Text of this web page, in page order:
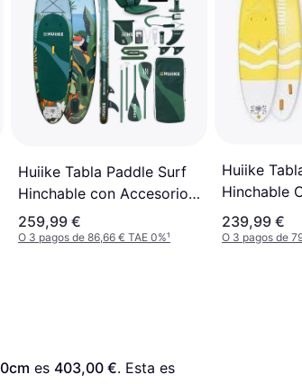
Huiike Tabla Paddle Surf
Hinchable con Accesorios
10'
259,99 €
O 3 pagos de 86,66 € TAE 0%¹
Huiike
Hinchable
239,99 €
O 3 pagos de
es 403,00 €. Esta es